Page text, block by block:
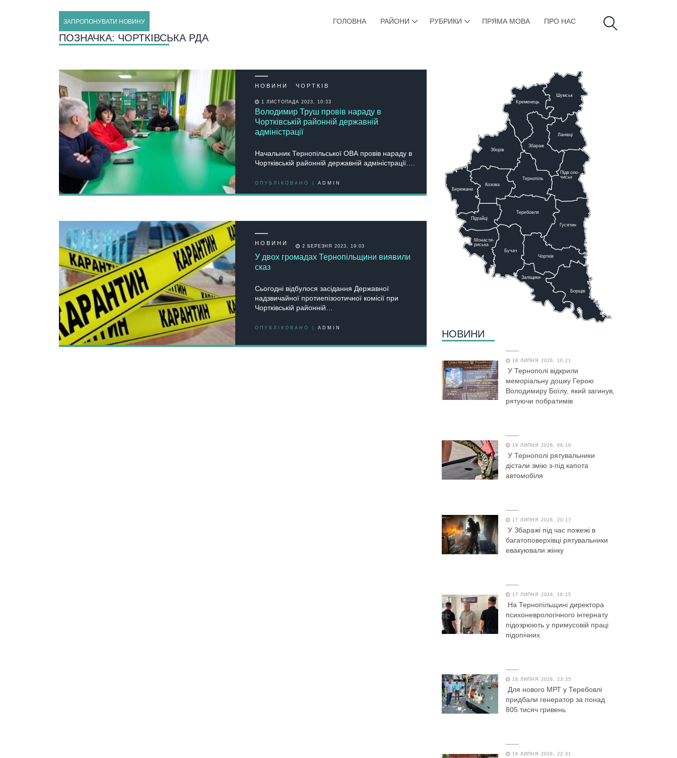
ЗАПРОПОНУВАТИ НОВИНУ ГОЛОВНА РАЙОНИ РУБРИКИ ПРЯМА МОВА ПРО НАС
ПОЗНАЧКА: ЧОРТКІВСЬКА РДА
НОВИНИ ЧОРТКІВ
1 ЛИСТОПАДА 2023, 10:33
Володимир Труш провів нараду в
Чортківській районній державній
адміністрації
Начальник Тернопільської ОВА провів нараду в
Чортківській районній державній адміністрації….
ОПУБЛІКОВАНО | ADMIN
НОВИНИ 2 БЕРЕЗНЯ 2023, 19:03
У двох громадах Тернопільщини виявили
сказ
Сьогодні відбулося засідання Державної
надзвичайної протиепізоотичної комісії при
Чортківській районній…
ОПУБЛІКОВАНО | ADMIN
Тернопіль
Теребовля
Бучач
Заліщики
Борщів
Чортків
Гусятин
Підволо-
чиськ
Ланівці
Збараж
Шумськ
Кременець
Козова
Бережани
Підгайці
Зборів
Монасти-
риська
НОВИНИ
18 ЛИПНЯ 2026, 10:21
У Тернополі відкрили
меморіальну дошку Герою
Володимиру Боїлу, який загинув,
рятуючи побратимів
18 ЛИПНЯ 2026, 06:19
У Тернополі рятувальники
дістали змію з-під капота
автомобіля
17 ЛИПНЯ 2026, 20:17
У Збаражі під час пожежі в
багатоповерхівці рятувальники
евакуювали жінку
17 ЛИПНЯ 2026, 18:15
На Тернопільщині директора
психоневрологічного інтернату
підозрюють у примусовій праці
підопічних
16 ЛИПНЯ 2026, 23:35
Для нового МРТ у Теребовлі
придбали генератор за понад
805 тисяч гривень
16 ЛИПНЯ 2026, 22:31